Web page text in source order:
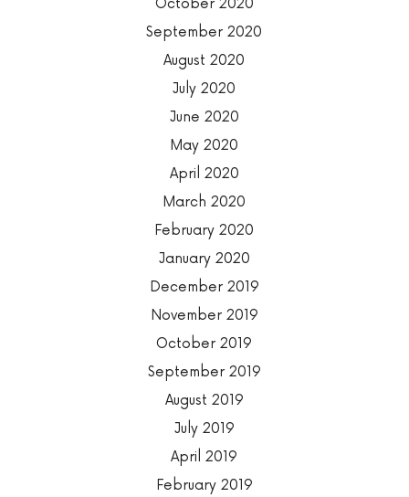
October 2020
September 2020
August 2020
July 2020
June 2020
May 2020
April 2020
March 2020
February 2020
January 2020
December 2019
November 2019
October 2019
September 2019
August 2019
July 2019
April 2019
February 2019